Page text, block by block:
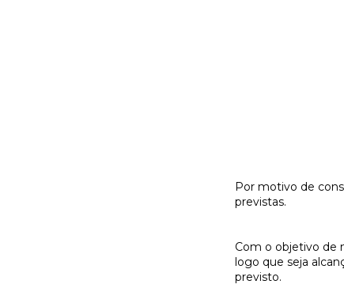
Por motivo de
previstas.
Com o objetivo de
logo que seja
previsto.